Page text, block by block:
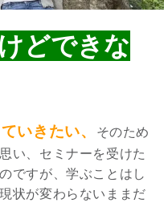
どできな
いきたい、
そのため
い、セミナーを受けた
ですが、学ぶことはし
状が変わらないままだ